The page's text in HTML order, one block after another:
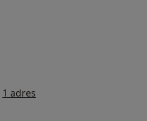
1 adres